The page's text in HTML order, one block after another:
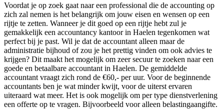
Voordat je op zoek gaat naar een professional die de accounting op
zich zal nemen is het belangrijk om jouw eisen en wensen op een
rijtje te zetten. Wanneer je dit goed op een rijtje hebt zul je
gemakkelijk een accountancy kantoor in Haelen tegenkomen wat
perfect bij je past. Wil je dat de accountant alleen maar de
administratie bijhoud of zou je het prettig vinden om ook advies te
krijgen? Dit maakt het mogelijk om zeer secuur te zoeken naar een
goede en betaalbare accountant in Haelen. De gemiddelde
accountant vraagt zich rond de €60,- per uur. Voor de beginnende
accountants ben je wat minder kwijt, voor de uiterst ervaren
uiteraard wat meer. Het is ook mogelijk om per type dienstverlening
een offerte op te vragen. Bijvoorbeeld voor alleen belastingaangifte.